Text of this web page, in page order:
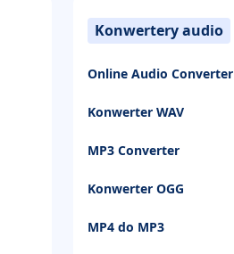
Konwertery audio
Online Audio Converter
Konwerter WAV
MP3 Converter
Konwerter OGG
MP4 do MP3